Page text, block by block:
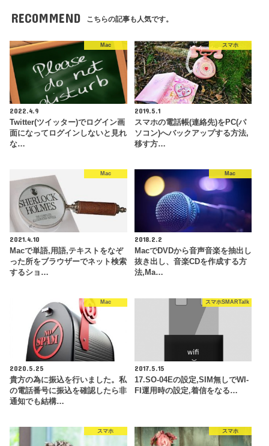
RECOMMEND こちらの記事も人気です。
Mac
2022.4.9
Twitter(ツイッター)でログイン画
面になってログインしないと見れ
な…
スマホ
2019.5.1
スマホの電話帳(連絡先)をPC(パ
ソコン)へバックアップする方法,
移す方…
Mac
2021.4.10
Macで単語,用語,テキストをなぞ
った所をブラウザーでネット検索
するショ…
Mac
2018.2.2
MacでDVDから音声音楽を抽出し
抜き出し、音楽CDを作成する方
法,Ma…
Mac
2020.5.25
貴方の為に振込を行いました。私
の電話番号に振込を確認したら非
通知でも結構…
スマホSMARTalk
2017.5.15
17.SO-04Eの設定,SIM無しでWI-
FI運用時の設定,着信をなる…
スマホ スマホ